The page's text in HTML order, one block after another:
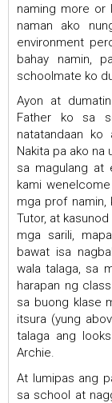
naming more or
naman ako
environment
bahay namin,
schoolmate ko
Ayon at
Father ko sa
natatandaan
Nakita pa ako na
sa magulang at
kami
mga prof namin,
Tutor, at
mga sarili,
bawat isa
wala talaga, sa
harapan ng
sa buong klase
itsura (yung
talaga ang
Archie.
At lumipas ang
sa school at